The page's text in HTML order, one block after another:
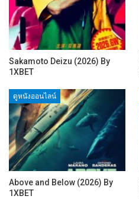
Sakamoto Deizu (2026) By
1XBET
ดูหนังออนไลน์
Above and Below (2026) By
1XBET